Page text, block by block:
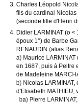
Charles Léopold
fils du cardinal
(seconde fille d'Henri
Didier LARMINAT (o <
époux 1°) de Barbe
RENAUDIN (alias
a) Maurice LARMINAT
en 1687, puis à Peltre
de Madeleine
b) Nicolas LARMINAT,
d'Elisabeth MATHIEU,
ba) Pierre